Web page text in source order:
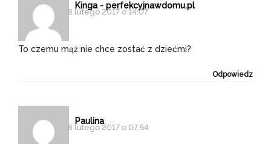
Kinga - perfekcyjnawdomu.pl
8 lutego 2017 o 14:07
To czemu mąż nie chce zostać z dziećmi?
Odpowiedz
Paulina
8 lutego 2017 o 07:54